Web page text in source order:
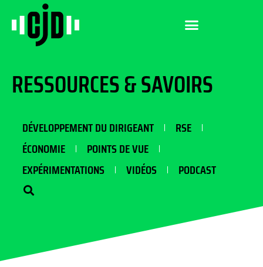
RESSOURCES & SAVOIRS
DÉVELOPPEMENT DU DIRIGEANT
RSE
ÉCONOMIE
POINTS DE VUE
EXPÉRIMENTATIONS
VIDÉOS PODCAST